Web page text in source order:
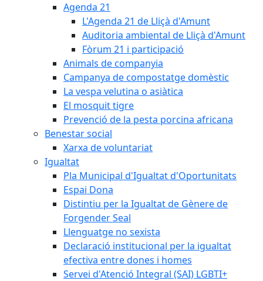
Agenda 21
L'Agenda 21 de Lliçà d'Amunt
Auditoria ambiental de Lliçà d'Amunt
Fòrum 21 i participació
Animals de companyia
Campanya de compostatge domèstic
La vespa velutina o asiàtica
El mosquit tigre
Prevenció de la pesta porcina africana
Benestar social
Xarxa de voluntariat
Igualtat
Pla Municipal d'Igualtat d'Oportunitats
Espai Dona
Distintiu per la Igualtat de Gènere de
Forgender Seal
Llenguatge no sexista
Declaració institucional per la igualtat
efectiva entre dones i homes
Servei d'Atenció Integral (SAI) LGBTI+